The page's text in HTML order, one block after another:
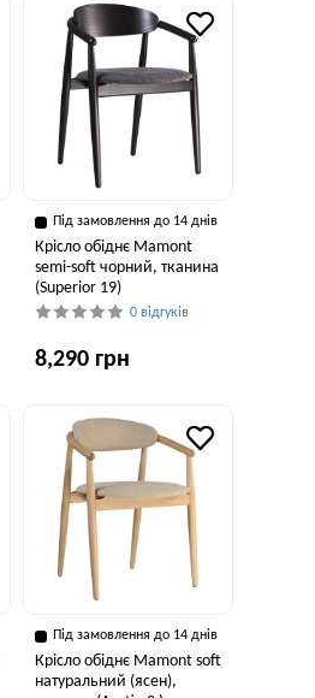
Під замовлення до 14 днів
Крісло обіднє Mamont
semi-soft чорний, тканина
(Superior 19)
0 відгуків
8,290 грн
Під замовлення до 14 днів
Крісло обіднє Mamont soft
натуральний (ясен),